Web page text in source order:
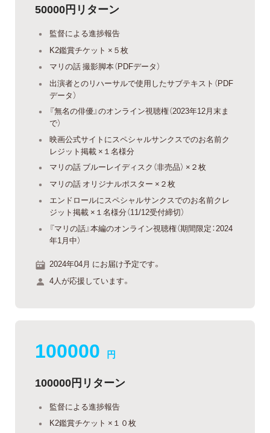
50000円リターン
監督による進捗報告
K2鑑賞チケット ×５枚
マリの話 撮影脚本（PDFデータ）
出演者とのリハーサルで使用したサブテキスト（PDF
データ）
『無名の俳優』のオンライン視聴権（2023年12月末ま
で）
映画公式サイトにスペシャルサンクスでのお名前ク
レジット掲載 ×１名様分
マリの話 ブルーレイディスク（非売品） ×２枚
マリの話 オリジナルポスター ×２枚
エンドロールにスペシャルサンクスでのお名前クレ
ジット掲載 ×１名様分（11/12受付締切）
『マリの話』本編のオンライン視聴権（期間限定：2024
年1月中）
2024年04月 にお届け予定です。
4人が応援しています。
100000 円
100000円リターン
監督による進捗報告
K2鑑賞チケット ×１０枚